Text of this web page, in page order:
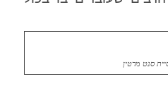
סנט מרטין